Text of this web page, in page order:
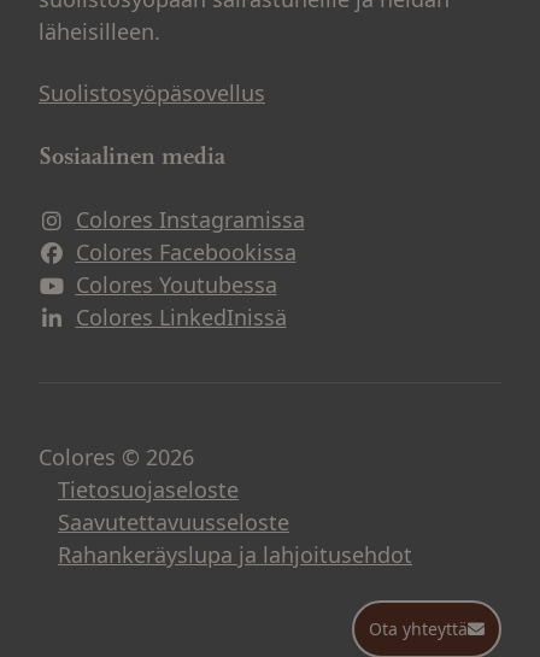
läheisilleen.
Suolistosyöpäsovellus
Sosiaalinen media
Colores Instagramissa
Avautuu uuteen ikkunaan
Colores Facebookissa
Avautuu uuteen ikkunaan
Colores Youtubessa
Avautuu uuteen ikkunaan
Colores LinkedInissä
Avautuu uuteen ikkunaan
Colores © 2026
Tietosuojaseloste
Saavutettavuusseloste
Rahankeräyslupa ja lahjoitusehdot
Ota yhteyttä
Ota yhteyttä